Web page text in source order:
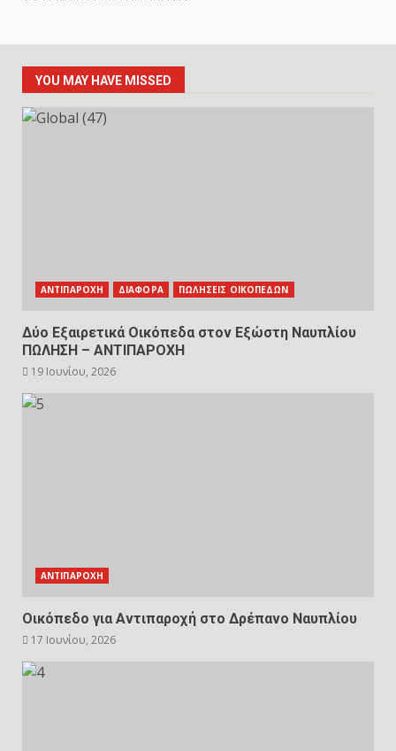
YOU MAY HAVE MISSED
ΑΝΤΙΠΑΡΟΧΗ ΔΙΑΦΟΡΑ ΠΩΛΗΣΕΙΣ ΟΙΚΟΠΕΔΩΝ
Δύο Εξαιρετικά Οικόπεδα στον Εξώστη Ναυπλίου
ΠΩΛΗΣΗ – ΑΝΤΙΠΑΡΟΧΗ
19 Ιουνίου, 2026
ΑΝΤΙΠΑΡΟΧΗ
Οικόπεδο για Αντιπαροχή στο Δρέπανο Ναυπλίου
17 Ιουνίου, 2026